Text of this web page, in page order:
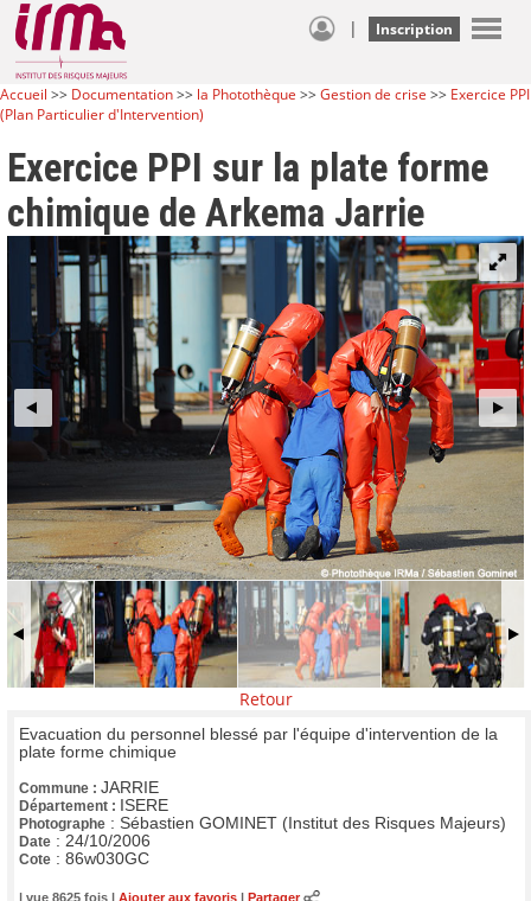
| Inscription
Accueil >> Documentation>> la Photothèque >>Gestion de crise >> Exercice PPI
(Plan Particulier d'Intervention)
Exercice PPI sur la plate forme
chimique de Arkema Jarrie
Retour
Evacuation du personnel blessé par l'équipe d'intervention de la
plate forme chimique
Commune : JARRIE
Département : ISERE
Photographe : Sébastien GOMINET (Institut des Risques Majeurs)
Date : 24/10/2006
Cote : 86w030GC
| vue 8625 fois | Ajouter aux favoris Partager